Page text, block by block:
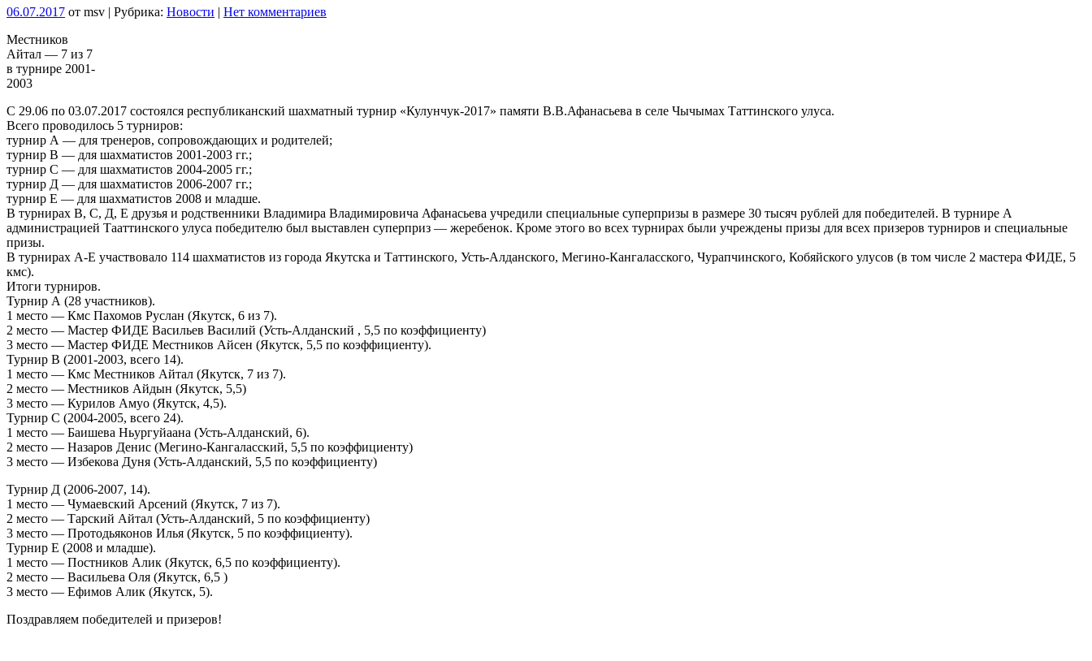
06.07.2017 от msv | Рубрика: Новости | Нет комментариев
Местников
Айтал — 7 из 7
в турнире 2001-
2003
C 29.06 по 03.07.2017 состоялся республиканский шахматный турнир «Кулунчук-2017» памяти В.В.Афанасьева в селе Чычымах Таттинского улуса.
Всего проводилось 5 турниров:
турнир А — для тренеров, сопровождающих и родителей;
турнир В — для шахматистов 2001-2003 гг.;
турнир С — для шахматистов 2004-2005 гг.;
турнир Д — для шахматистов 2006-2007 гг.;
турнир Е — для шахматистов 2008 и младше.
В турнирах В, С, Д, Е друзья и родственники Владимира Владимировича Афанасьева учредили специальные суперпризы в размере 30 тысяч рублей для победителей. В турнире А
администрацией Тааттинского улуса победителю был выставлен суперприз — жеребенок. Кроме этого во всех турнирах были учреждены призы для всех призеров турниров и специальные
призы.
В турнирах А-Е участвовало 114 шахматистов из города Якутска и Таттинского, Усть-Алданского, Мегино-Кангаласского, Чурапчинского, Кобяйского улусов (в том числе 2 мастера ФИДЕ, 5
кмс).
Итоги турниров.
Турнир А (28 участников).
1 место — Кмс Пахомов Руслан (Якутск, 6 из 7).
2 место — Мастер ФИДЕ Васильев Василий (Усть-Алданский , 5,5 по коэффициенту)
3 место — Мастер ФИДЕ Местников Айсен (Якутск, 5,5 по коэффициенту).
Турнир В (2001-2003, всего 14).
1 место — Кмс Местников Айтал (Якутск, 7 из 7).
2 место — Местников Айдын (Якутск, 5,5)
3 место — Курилов Амуо (Якутск, 4,5).
Турнир С (2004-2005, всего 24).
1 место — Баишева Ньургуйаана (Усть-Алданский, 6).
2 место — Назаров Денис (Мегино-Кангаласский, 5,5 по коэффициенту)
3 место — Избекова Дуня (Усть-Алданский, 5,5 по коэффициенту)
Турнир Д (2006-2007, 14).
1 место — Чумаевский Арсений (Якутск, 7 из 7).
2 место — Тарский Айтал (Усть-Алданский, 5 по коэффициенту)
3 место — Протодьяконов Илья (Якутск, 5 по коэффициенту).
Турнир Е (2008 и младше).
1 место — Постников Алик (Якутск, 6,5 по коэффициенту).
2 место — Васильева Оля (Якутск, 6,5 )
3 место — Ефимов Алик (Якутск, 5).
Поздравляем победителей и призеров!